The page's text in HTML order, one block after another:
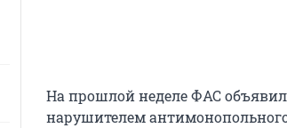
На прошлой неделе ФАС
нарушителем антимонопольного